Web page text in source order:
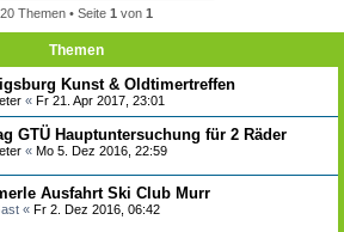
20 Themen • Seite 1 von 1
Themen
Kunst & Oldtimertreffen
« Fr 21. Apr 2017, 23:01
GTÜ Hauptuntersuchung für 2 Räder
« Mo 5. Dez 2016, 22:59
Ausfahrt Ski Club Murr
« Fr 2. Dez 2016, 06:42